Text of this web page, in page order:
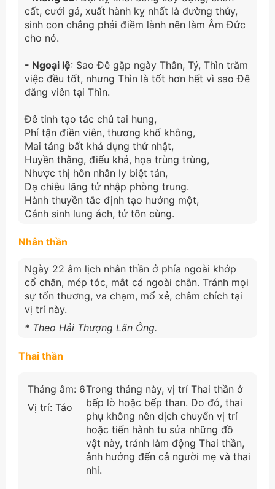
cất, cưới gả, xuất hành kỵ nhất là đường thủy,
sinh con chẳng phải điềm lành nên làm Âm Đức
cho nó.
- Ngoại lệ: Sao Đê gặp ngày Thân, Tý, Thìn trăm
việc đều tốt, nhưng Thìn là tốt hơn hết vì sao Đê
đăng viên tại Thìn.
Đê tinh tạo tác chủ tai hung,
Phí tận điền viên, thương khố không,
Mai táng bất khả dụng thử nhật,
Huyền thằng, điếu khả, họa trùng trùng,
Nhược thị hôn nhân ly biệt tán,
Dạ chiêu lãng tử nhập phòng trung.
Hành thuyền tắc định tạo hướng một,
Cánh sinh lung ách, tử tôn cùng.
Nhân thần
Ngày 22 âm lịch nhân thần ở phía ngoài khớp
cổ chân, mép tóc, mắt cá ngoài chân. Tránh mọi
sự tổn thương, va chạm, mổ xẻ, châm chích tại
vị trí này.
* Theo Hải Thượng Lãn Ông.
Thai thần
Tháng âm: 6
Vị trí: Táo
Trong tháng này, vị trí Thai thần ở
bếp lò hoặc bếp than. Do đó, thai
phụ không nên dịch chuyển vị trí
hoặc tiến hành tu sửa những đồ
vật này, tránh làm động Thai thần,
ảnh hưởng đến cả người mẹ và thai
nhi.